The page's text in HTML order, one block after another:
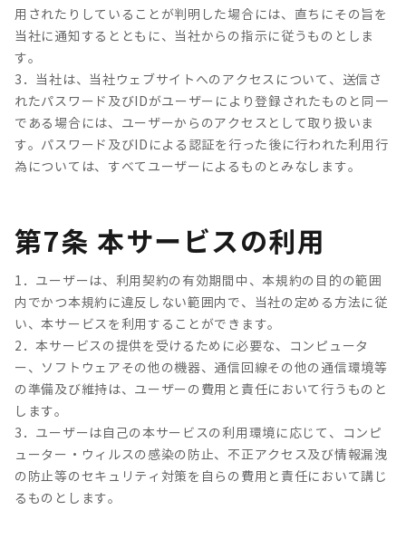
用されたりしていることが判明した場合には、直ちにその旨を
当社に通知するとともに、当社からの指示に従うものとしま
す。
3．当社は、当社ウェブサイトへのアクセスについて、送信さ
れたパスワード及びIDがユーザーにより登録されたものと同一
である場合には、ユーザーからのアクセスとして取り扱いま
す。パスワード及びIDによる認証を行った後に行われた利用行
為については、すべてユーザーによるものとみなします。
1．ユーザーは、利用契約の有効期間中、本規約の目的の範囲
内でかつ本規約に違反しない範囲内で、当社の定める方法に従
い、本サービスを利用することができます。
2．本サービスの提供を受けるために必要な、コンピュータ
ー、ソフトウェアその他の機器、通信回線その他の通信環境等
の準備及び維持は、ユーザーの費用と責任において行うものと
します。
3．ユーザーは自己の本サービスの利用環境に応じて、コンピ
ューター・ウィルスの感染の防止、不正アクセス及び情報漏洩
の防止等のセキュリティ対策を自らの費用と責任において講じ
るものとします。
第7条 本サービスの利用